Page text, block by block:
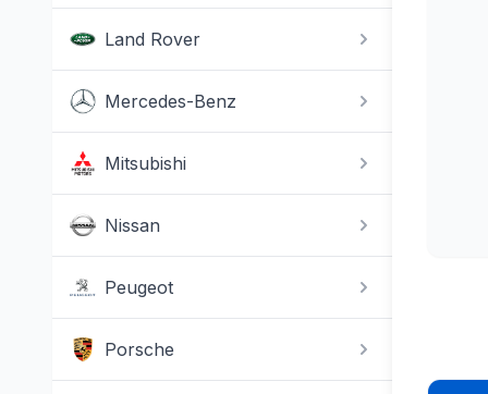
Land Rover
Mercedes-Benz
Mitsubishi
Nissan
Peugeot
Porsche